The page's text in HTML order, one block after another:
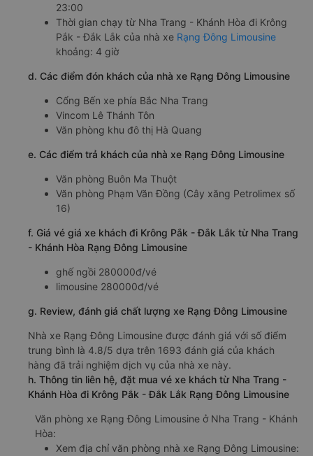
23:00
Thời gian chạy từ Nha Trang - Khánh Hòa đi Krông
Pắk - Đắk Lắk của nhà xe Rạng Đông Limousine
khoảng: 4 giờ
d. Các điểm đón khách của nhà xe Rạng Đông Limousine
Cổng Bến xe phía Bắc Nha Trang
Vincom Lê Thánh Tôn
Văn phòng khu đô thị Hà Quang
e. Các điểm trả khách của nhà xe Rạng Đông Limousine
Văn phòng Buôn Ma Thuột
Văn phòng Phạm Văn Đồng (Cây xăng Petrolimex số
16)
f. Giá vé giá xe khách đi Krông Pắk - Đắk Lắk từ Nha Trang
- Khánh Hòa Rạng Đông Limousine
ghế ngồi 280000đ/vé
limousine 280000đ/vé
g. Review, đánh giá chất lượng xe Rạng Đông Limousine
Nhà xe Rạng Đông Limousine được đánh giá với số điểm
trung bình là 4.8/5 dựa trên 1693 đánh giá của khách
hàng đã trải nghiệm dịch vụ của nhà xe này.
h. Thông tin liên hệ, đặt mua vé xe khách từ Nha Trang -
Khánh Hòa đi Krông Pắk - Đắk Lắk Rạng Đông Limousine
Văn phòng xe Rạng Đông Limousine ở Nha Trang - Khánh
Hòa:
Xem địa chỉ văn phòng nhà xe Rạng Đông Limousine: